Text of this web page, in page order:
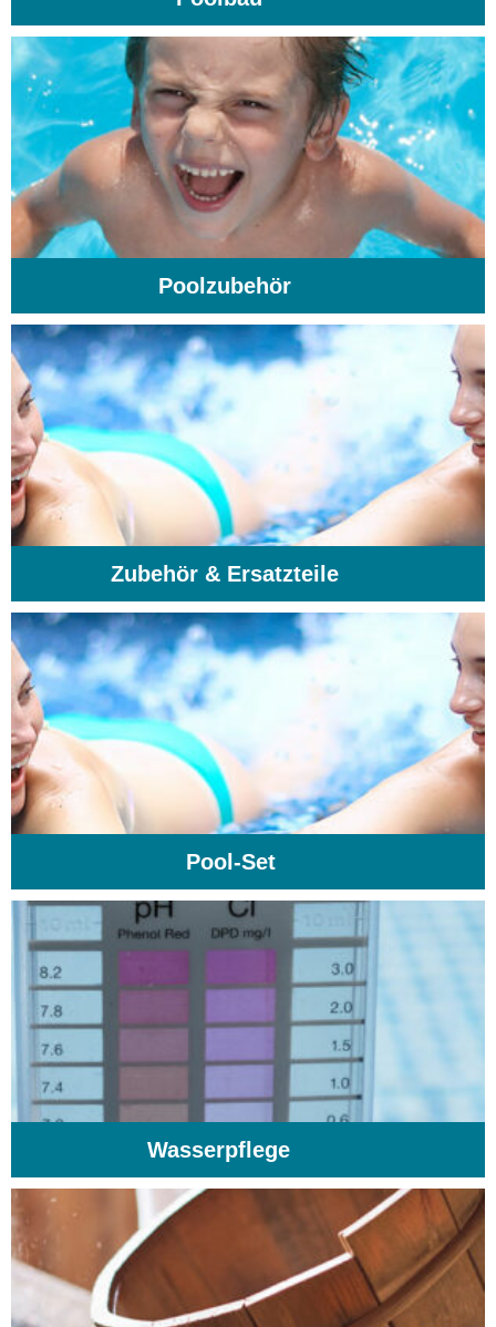
Poolzubehör
Zubehör & Ersatzteile
Pool-Set
Wasserpflege